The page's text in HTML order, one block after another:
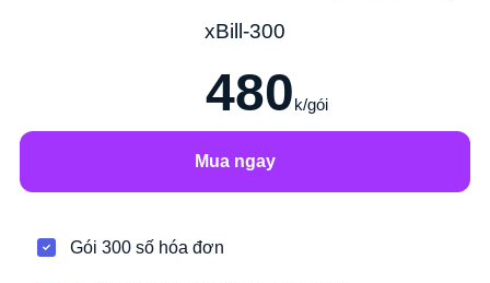
xBill-300
480k/gói
Mua ngay
Gói 300 số hóa đơn